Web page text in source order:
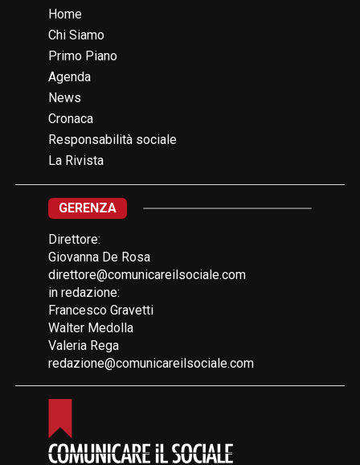
Home
Chi Siamo
Primo Piano
Agenda
News
Cronaca
Responsabilità sociale
La Rivista
GERENZA
Direttore:
Giovanna De Rosa
direttore@comunicareilsociale.com
in redazione:
Francesco Gravetti
Walter Medolla
Valeria Rega
redazione@comunicareilsociale.com